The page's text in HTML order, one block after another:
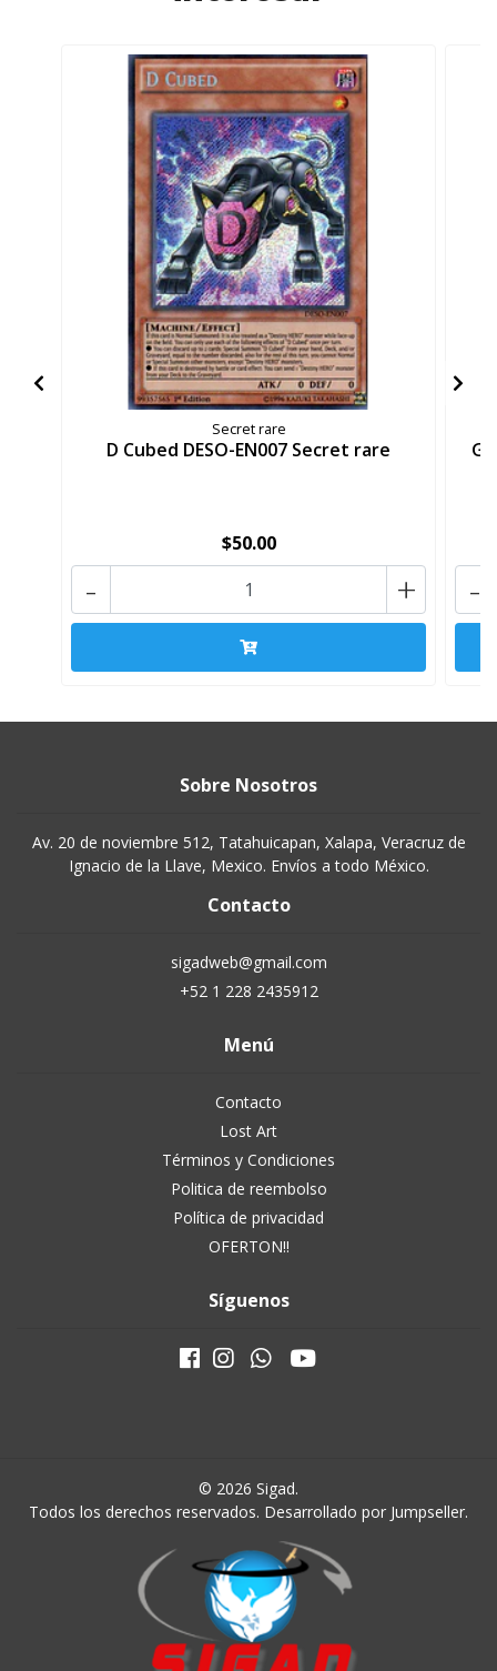
Secret rare
D Cubed DESO-EN007 Secret rare
$50.00
+
- -
Sobre Nosotros
Av. 20 de noviembre 512, Tatahuicapan, Xalapa, Veracruz de
Ignacio de la Llave, Mexico. Envíos a todo México.
Contacto
sigadweb@gmail.com
+52 1 228 2435912
Menú
Contacto
Lost Art
Términos y Condiciones
Politica de reembolso
Política de privacidad
OFERTON!!
Síguenos
© 2026 Sigad.
Todos los derechos reservados. Desarrollado por Jumpseller.